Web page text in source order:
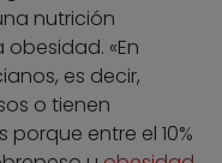
nutrición
«En
es decir,
o tienen
entre el 10%